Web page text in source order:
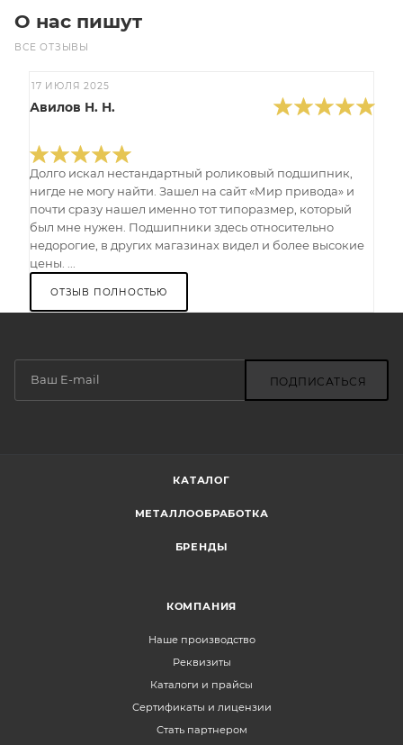
О нас пишут
ВСЕ ОТЗЫВЫ
17 ИЮЛЯ 2025
Авилов Н. Н.
Долго искал нестандартный роликовый подшипник,
нигде не могу найти. Зашел на сайт «Мир привода» и
почти сразу нашел именно тот типоразмер, который
был мне нужен. Подшипники здесь относительно
недорогие, в других магазинах видел и более высокие
цены. ...
ОТЗЫВ ПОЛНОСТЬЮ
ПОДПИСАТЬСЯ
КАТАЛОГ
МЕТАЛЛООБРАБОТКА
БРЕНДЫ
КОМПАНИЯ
Наше производство
Реквизиты
Каталоги и прайсы
Сертификаты и лицензии
Стать партнером